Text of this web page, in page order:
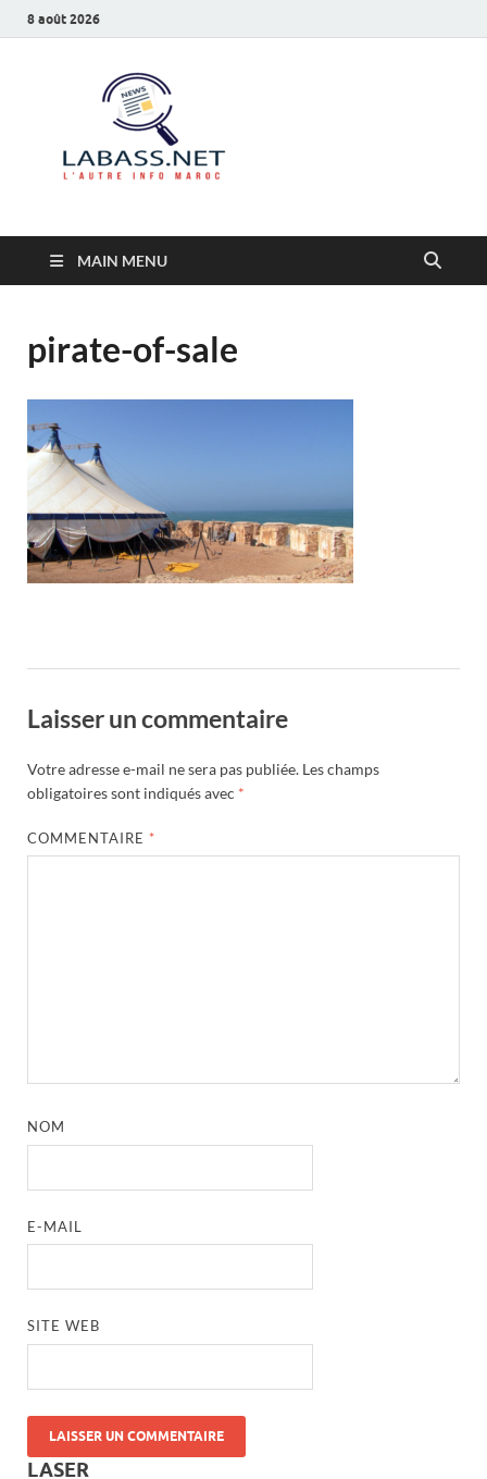
8 août 2026
MAIN MENU
pirate-of-sale
Laisser un commentaire
Votre adresse e-mail ne sera pas publiée. Les champs
obligatoires sont indiqués avec *
COMMENTAIRE *
NOM
E-MAIL
SITE WEB
LASER